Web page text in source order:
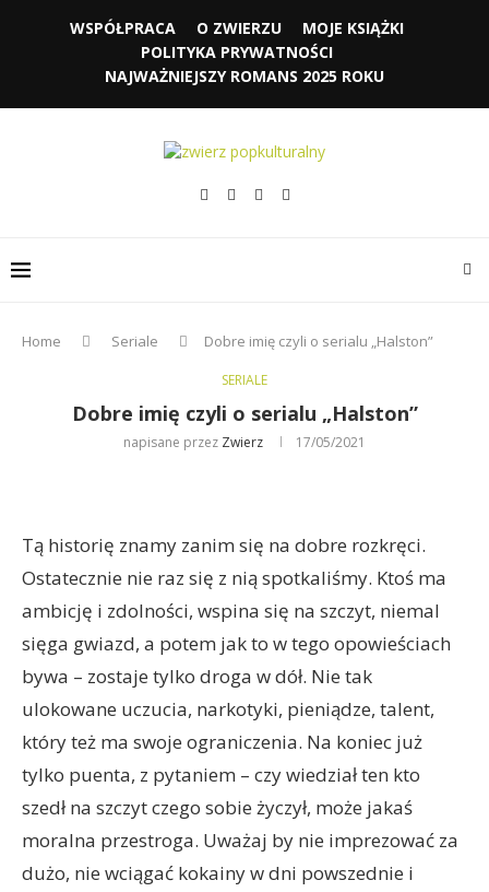
WSPÓŁPRACA O ZWIERZU
MOJE KSIĄŻKI
POLITYKA PRYWATNOŚCI
NAJWAŻNIEJSZY ROMANS 2025 ROKU
Home Seriale Dobre imię czyli o serialu „Halston”
SERIALE
Dobre imię czyli o serialu „Halston”
napisane przez Zwierz 17/05/2021
Tą historię znamy zanim się na dobre rozkręci.
Ostatecznie nie raz się z nią spotkaliśmy. Ktoś ma
ambicję i zdolności, wspina się na szczyt, niemal
sięga gwiazd, a potem jak to w tego opowieściach
bywa – zostaje tylko droga w dół. Nie tak
ulokowane uczucia, narkotyki, pieniądze, talent,
który też ma swoje ograniczenia. Na koniec już
tylko puenta, z pytaniem – czy wiedział ten kto
szedł na szczyt czego sobie życzył, może jakaś
moralna przestroga. Uważaj by nie imprezować za
dużo, nie wciągać kokainy w dni powszednie i